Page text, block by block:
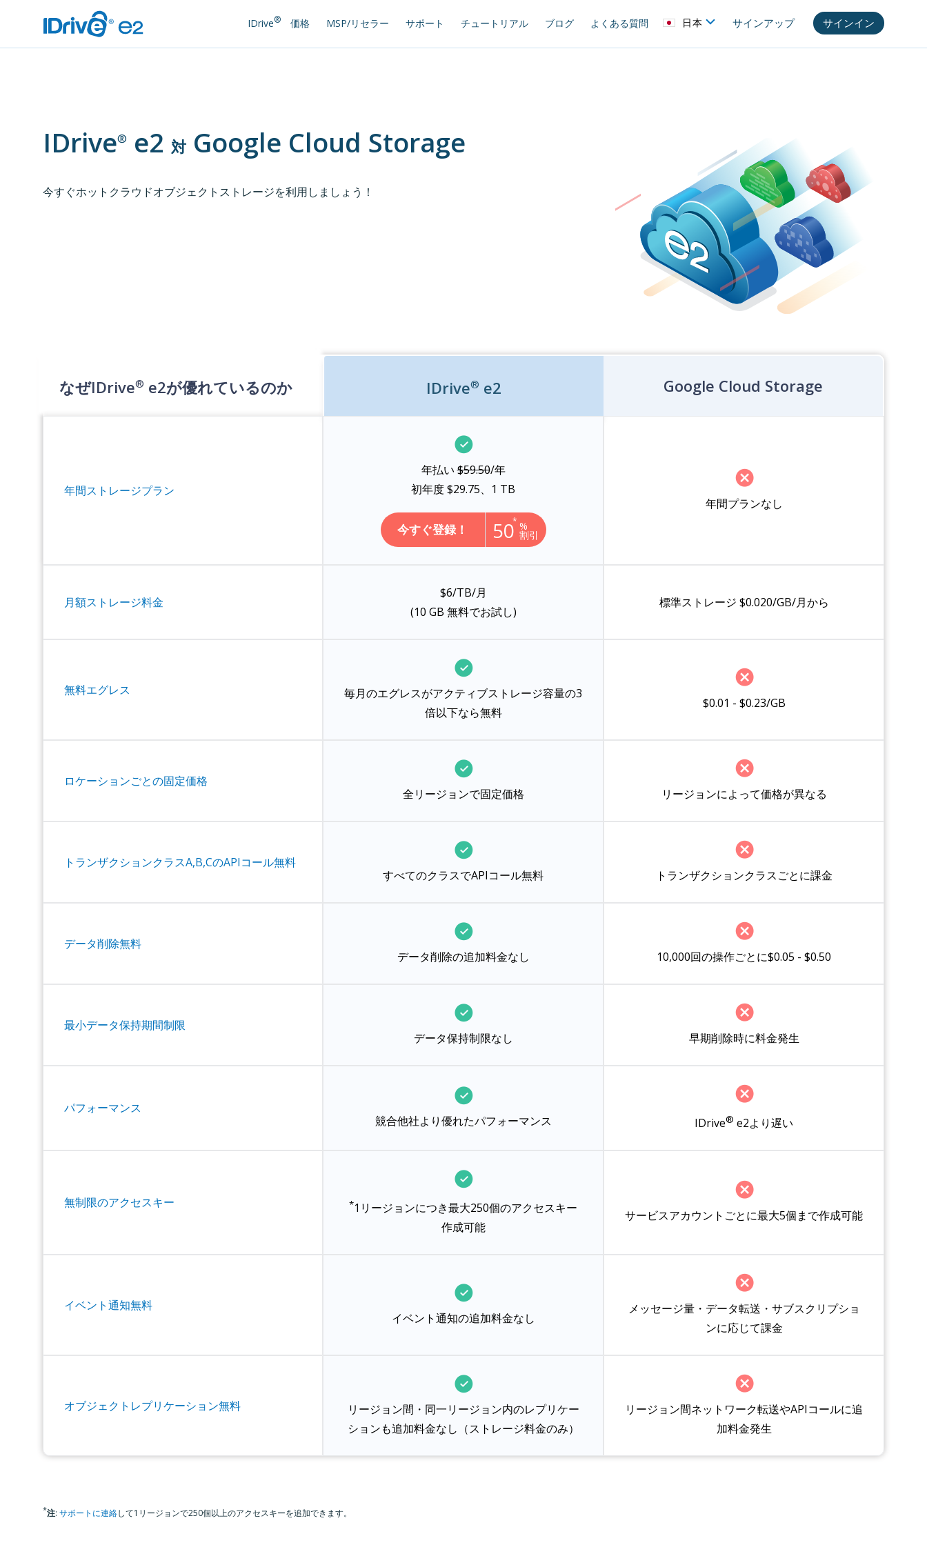
日本 サインアップ サインイン
IDrive® 価格 MSP/リセラー サポート チュートリアル ブログ よくある質問
IDrive® e2 対 Google Cloud Storage
今すぐホットクラウドオブジェクトストレージを利用しましょう！
なぜIDrive® e2が優れているのか IDrive® e2 Google Cloud Storage
年間ストレージプラン
年払い$59.50/年
初年度$29.75、1 TB
今すぐ登録！ 50* %
割引
年間プランなし
月額ストレージ料金
$6/TB/月
(10 GB 無料でお試し)
標準ストレージ $0.020/GB/月から
無料エグレス
毎月のエグレスがアクティブストレージ容量の3
倍以下なら無料
$0.01 - $0.23/GB
ロケーションごとの固定価格
全リージョンで固定価格
リージョンによって価格が異なる
トランザクションクラスA,B,CのAPIコール無料
すべてのクラスでAPIコール無料
トランザクションクラスごとに課金
データ削除無料
データ削除の追加料金なし
10,000回の操作ごとに$0.05 - $0.50
最小データ保持期間制限
データ保持制限なし
早期削除時に料金発生
パフォーマンス
競合他社より優れたパフォーマンス
IDrive® e2より遅い
無制限のアクセスキー *1リージョンにつき最大250個のアクセスキー
作成可能
サービスアカウントごとに最大5個まで作成可能
イベント通知無料
イベント通知の追加料金なし
メッセージ量・データ転送・サブスクリプショ
ンに応じて課金
オブジェクトレプリケーション無料
リージョン間・同一リージョン内のレプリケー
ションも追加料金なし（ストレージ料金のみ）
リージョン間ネットワーク転送やAPIコールに追
加料金発生
*注: サポートに連絡して1リージョンで250個以上のアクセスキーを追加できます。